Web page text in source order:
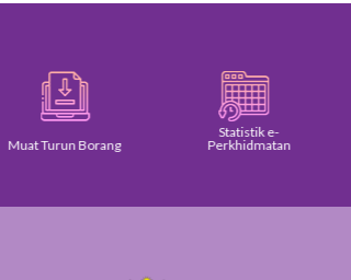
Muat Turun Borang
Statistik e-
Perkhidmatan